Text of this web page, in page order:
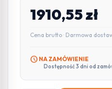
1910,55zł
Cena brutto · Darmowa
schedule NA ZAMÓWIENIE
Dostępność 3 dni od